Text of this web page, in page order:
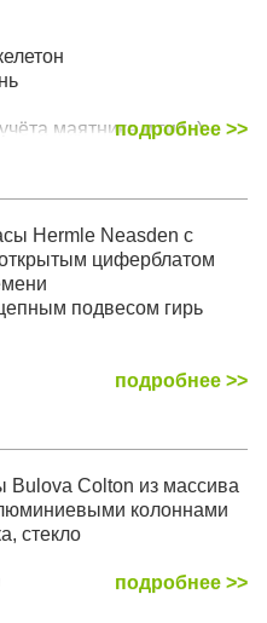
маятника и гирь)
подробнее >>
Hermle Neasden с
циферблатом
подвесом гирь
подробнее >>
Bulova Colton из массива
колоннами
стекло
подробнее >>